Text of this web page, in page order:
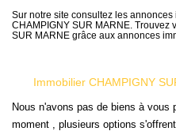
Notre
Sur notre site consultez les
CHAMPIGNY SUR MARNE. Trouvez
SUR MARNE grâce aux annonces
Immobilier CHAMPIGNY
Nous n'avons pas de biens à vous
moment , plusieurs options